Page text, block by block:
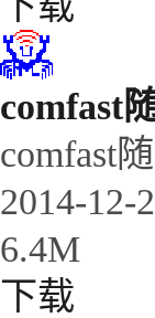
comfast
comfast
2014-12-
6.4M
下载